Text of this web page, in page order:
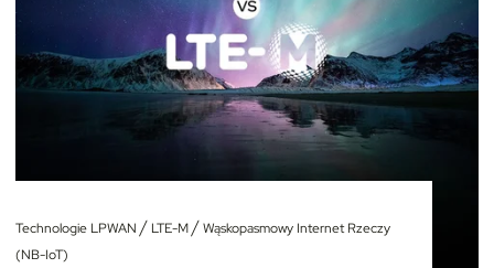
Technologie LPWAN / LTE-M/Wąskopasmowy Internet Rzeczy
(NB-IoT)